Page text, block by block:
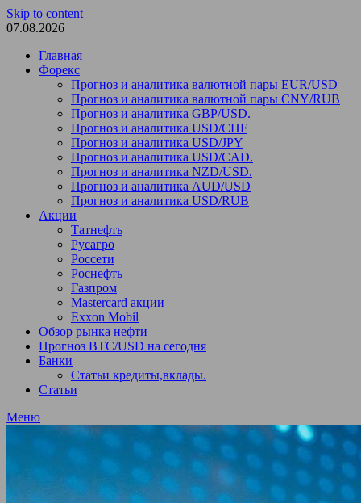
Skip to content
07.08.2026
Главная
Форекс
Прогноз и аналитика валютной пары EUR/USD
Прогноз и аналитика валютной пары CNY/RUB
Прогноз и аналитика GBP/USD.
Прогноз и аналитика USD/CHF
Прогноз и аналитика USD/JPY
Прогноз и аналитика USD/CAD.
Прогноз и аналитика NZD/USD.
Прогноз и аналитика AUD/USD
Прогноз и аналитика USD/RUB
Акции
Татнефть
Русагро
Россети
Роснефть
Газпром
Mastercard акции
Exxon Mobil
Обзор рынка нефти
Прогноз BTC/USD на сегодня
Банки
Статьи кредиты,вклады.
Статьи
Меню